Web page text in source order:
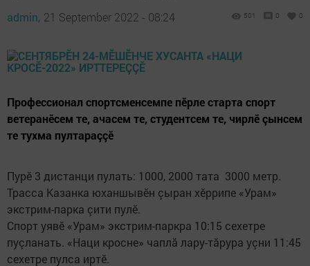
admin, 21 September 2022 - 08:24 501 0 0
Профессионал спортсменсемпе пӗрле старта спорт
ветеранӗсем те, ачасем те, студентсем те, чирлӗ çынсем
те тухма пултараççӗ
Пурӗ 3 дистанци пулать: 1000, 2000 тата 3000 метр.
Трасса Казанка юханшывӗн çыран хӗррипе «Урам»
экстрим-парка çити пулӗ.
Спорт уявӗ «Урам» экстрим-паркра 10:15 сехетре
пуçланать. «Наци кросне» чаплă лару-тăрура уçни 11:45
сехетре пулса иртӗ.